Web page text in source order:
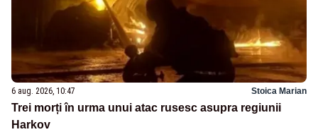
6 aug. 2026, 10:47 Stoica Marian
Trei morți în urma unui atac rusesc asupra regiunii
Harkov